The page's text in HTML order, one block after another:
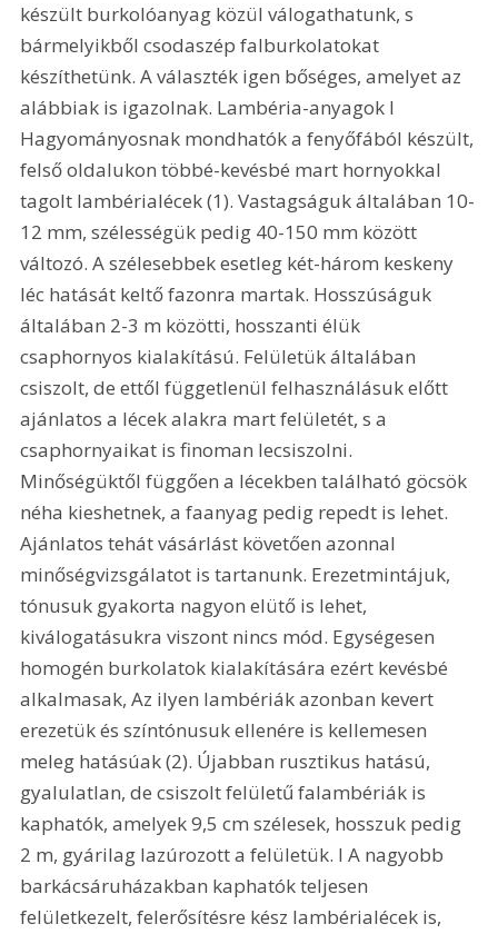
készült burkolóanyag közül válogathatunk, s
bármelyikből csodaszép falburkolatokat
készíthetünk. A választék igen bőséges, amelyet az
alábbiak is igazolnak. Lambéria-anyagok l
Hagyományosnak mondhatók a fenyőfából készült,
felső oldalukon többé-kevésbé mart hornyokkal
tagolt lambérialécek (1). Vastagságuk általában 10-
12 mm, szélességük pedig 40-150 mm között
változó. A szélesebbek esetleg két-három keskeny
léc hatását keltő fazonra martak. Hosszúságuk
általában 2-3 m közötti, hosszanti élük
csaphornyos kialakítású. Felületük általában
csiszolt, de ettől függetlenül felhasználásuk előtt
ajánlatos a lécek alakra mart felületét, s a
csaphornyaikat is finoman lecsiszolni.
Minőségüktől függően a lécekben található göcsök
néha kieshetnek, a faanyag pedig repedt is lehet.
Ajánlatos tehát vásárlást követően azonnal
minőségvizsgálatot is tartanunk. Erezetmintájuk,
tónusuk gyakorta nagyon elütő is lehet,
kiválogatásukra viszont nincs mód. Egységesen
homogén burkolatok kialakítására ezért kevésbé
alkalmasak, Az ilyen lambériák azonban kevert
erezetük és színtónusuk ellenére is kellemesen
meleg hatásúak (2). Újabban rusztikus hatású,
gyalulatlan, de csiszolt felületű falambériák is
kaphatók, amelyek 9,5 cm szélesek, hosszuk pedig
2 m, gyárilag lazúrozott a felületük. l A nagyobb
barkácsáruházakban kaphatók teljesen
felületkezelt, felerősítésre kész lambérialécek is,